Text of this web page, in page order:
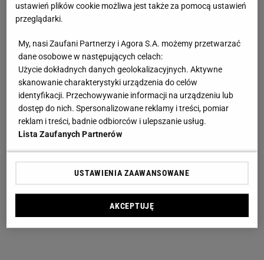
ustawień plików cookie możliwa jest także za pomocą ustawień
przeglądarki.
My, nasi Zaufani Partnerzy i Agora S.A. możemy przetwarzać
dane osobowe w następujących celach:
Użycie dokładnych danych geolokalizacyjnych. Aktywne
skanowanie charakterystyki urządzenia do celów
identyfikacji. Przechowywanie informacji na urządzeniu lub
dostęp do nich. Spersonalizowane reklamy i treści, pomiar
reklam i treści, badnie odbiorców i ulepszanie usług.
Lista Zaufanych Partnerów
USTAWIENIA ZAAWANSOWANE
AKCEPTUJĘ